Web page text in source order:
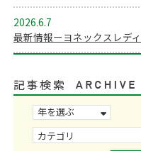
2026.6.7
最新情報ーヨネックスレデ
記事検索